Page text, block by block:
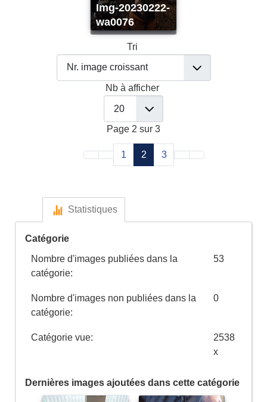
img-20230222-
wa0076
Tri
Nb à afficher
Page 2 sur 3
1 2 3
Statistiques
Catégorie
Nombre d'images publiées dans la
catégorie:
53
Nombre d'images non publiées dans la
catégorie:
0
Catégorie vue:
2538
x
Dernières images ajoutées dans cette catégorie